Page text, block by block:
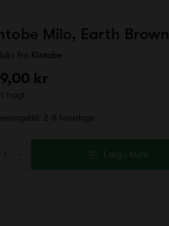
Milo, Earth Brown
fra Kintobe
kr
fragt
2-8 hverdage
Læg i kurv